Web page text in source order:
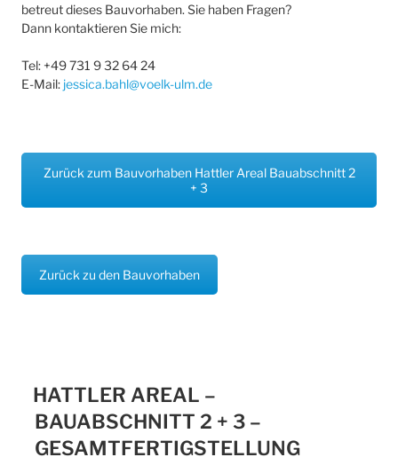
betreut dieses Bauvorhaben. Sie haben Fragen?
Dann kontaktieren Sie mich:
Tel: +49 731 9 32 64 24
E-Mail: jessica.bahl@voelk-ulm.de
Zurück zum Bauvorhaben Hattler Areal Bauabschnitt 2
+ 3
Zurück zu den Bauvorhaben
HATTLER AREAL –
BAUABSCHNITT 2 + 3 –
GESAMTFERTIGSTELLUNG